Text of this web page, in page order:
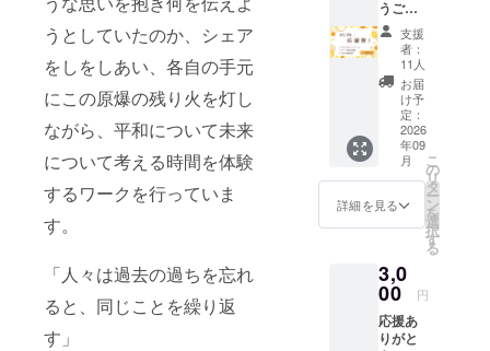
うとしていたのか、シェア
をしをしあい、各自の手元
にこの原爆の残り火を灯し
ながら、平和について未来
について考える時間を体験
するワークを行っていま
す。
「人々は過去の過ちを忘れ
ると、同じことを繰り返
す」
うござ
いま
す！ ①
募集期
間終了
後、サ
ンクス
メール
をお送
りしま
す。 ②
ピース
キャン
ドルラ
信への
参加ガ
イドを
お送り
しま
支援
者：
11人
お届
け予
定：
2026
年09
月
詳細を見る
こ
の
リ
タ
ー
ン
を
選
択
す
る
3,0
00 円
応援あ
りがと